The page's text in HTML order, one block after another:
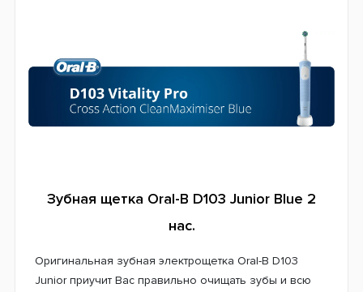
Гарантия
Зубная щетка Oral-B D103 Junior Blue 2
нас.
Оригинальная зубная электрощетка Oral-B D103
Junior приучит Вас правильно очищать зубы и всю